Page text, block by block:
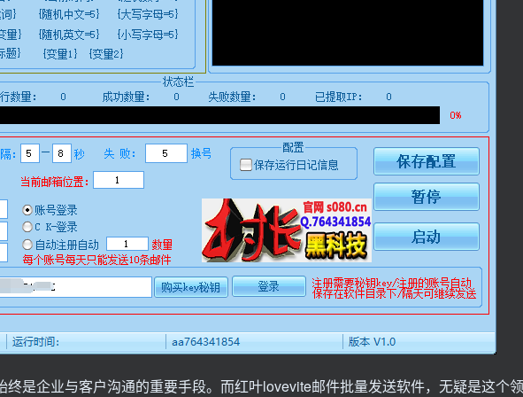
是企业与客户沟通的重要手段。而红叶lovevite邮件批量发送软件，无疑是这个